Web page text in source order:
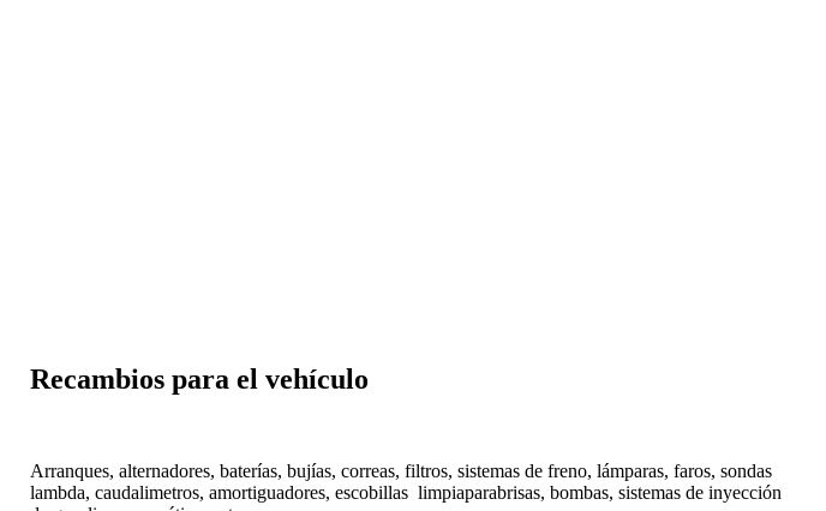
Recambios para el vehículo
Arranques, alternadores, baterías, bujías, correas, filtros, sistemas de freno, lámparas, faros, sondas
lambda, caudalimetros, amortiguadores, escobillas limpiaparabrisas, bombas, sistemas de inyección